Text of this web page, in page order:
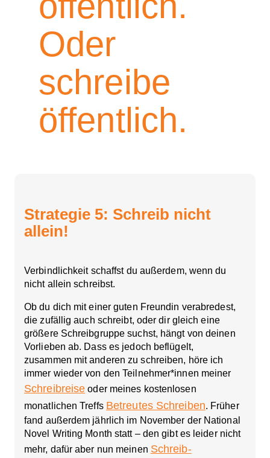
Oder
schreibe
öffentlich.
Strategie 5: Schreib nicht
allein!
Verbindlichkeit schaffst du außerdem, wenn du
nicht allein schreibst.
Ob du dich mit einer guten Freundin verabredest,
die zufällig auch schreibt, oder dir gleich eine
größere Schreibgruppe suchst, hängt von deinen
Vorlieben ab. Dass es jedoch beflügelt,
zusammen mit anderen zu schreiben, höre ich
immer wieder von den Teilnehmer*innen meiner
Schreibreise oder meines kostenlosen
monatlichen Treffs Betreutes Schreiben. Früher
fand außerdem jährlich im November der National
Novel Writing Month statt – den gibt es leider nicht
mehr, dafür aber nun meinen Schreib-